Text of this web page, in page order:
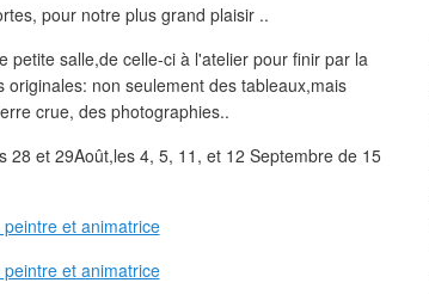
pour notre plus grand plaisir ..
petite salle,de celle-ci à l'atelier pour finir par la
non seulement des tableaux,mais
crue, des photographies..
28 et 29Août,les 4, 5, 11, et 12 Septembre de 15